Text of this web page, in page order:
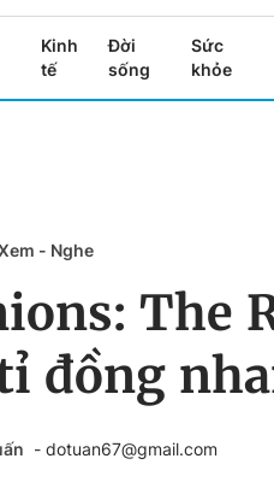
Kinh
tế
Đời
sống
Sức
khỏe
- Nghe
The
đồng
- dotuan67@gmail.com